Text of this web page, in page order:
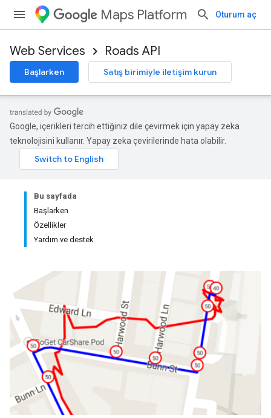
Maps Platform Oturum aç
Web Services Roads API
Başlarken Satış birimiyle iletişim kurun
Google, içerikleri tercih ettiğiniz dile çevirmek için yapay zeka
teknolojisini kullanır. Yapay zeka çevirilerinde hata olabilir.
Bu sayfada
Başlarken
Özellikler
Yardım ve destek